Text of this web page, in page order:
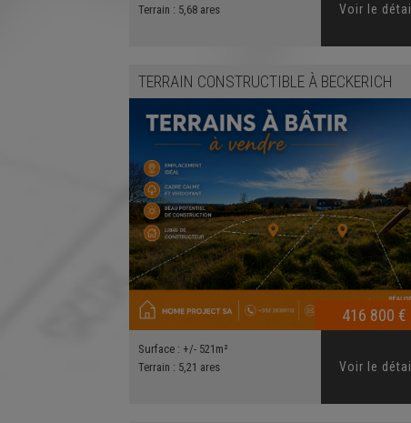
Terrain : 5,68 ares Voir le détail
TERRAIN CONSTRUCTIBLE À BECKERICH
Surface : +/- 521m²
Terrain : 5,21 ares
416 800 €
Voir le détail